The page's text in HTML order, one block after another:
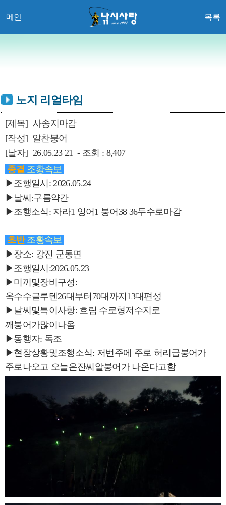
메인 목록
노지 리얼타임
[제목] 사송지마감
[작성] 알찬붕어
[날자] 26.05.23 21 - 조회 : 8,407
종결 조황속보
▶조행일시: 2026.05.24
▶날씨:구름약간
▶조행소식: 자라1 잉어1 붕어38 36두수로마감
초반 조황속보
▶장소: 강진 군동면
▶조행일시:2026.05.23
▶미끼및장비구성:
옥수수글루텐26대부터70대까지13대편성
▶날씨및특이사항: 흐림 수로형저수지로
깨붕어가많이나옴
▶동행자: 독조
▶현장상황및조행소식: 저번주에 주로 허리급붕어가
주로나오고 오늘은잔씨알붕어가 나온다고함